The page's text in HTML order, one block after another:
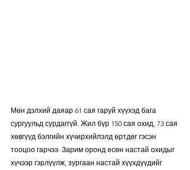
Мөн дэлхий даяар 61 сая гаруй хүүхэд бага
сургуульд сурдаггүй. Жил бүр 150 сая охид, 73 сая
хөвгүүд бэлгийн хүчирхийлэлд өртдөг гэсэн
тооцоо гарчээ. Зарим оронд есөн настай охидыг
хүчээр гэрлүүлж, зургаан настай хүүхдүүдийг